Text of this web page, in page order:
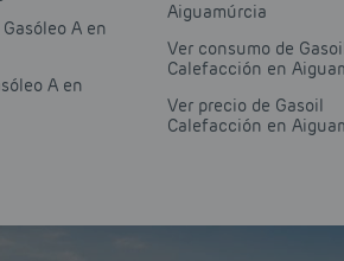
A en
A en
Aiguamúrcia
Ver consumo de
Calefacción en
Ver precio de Gasoil
Calefacción en